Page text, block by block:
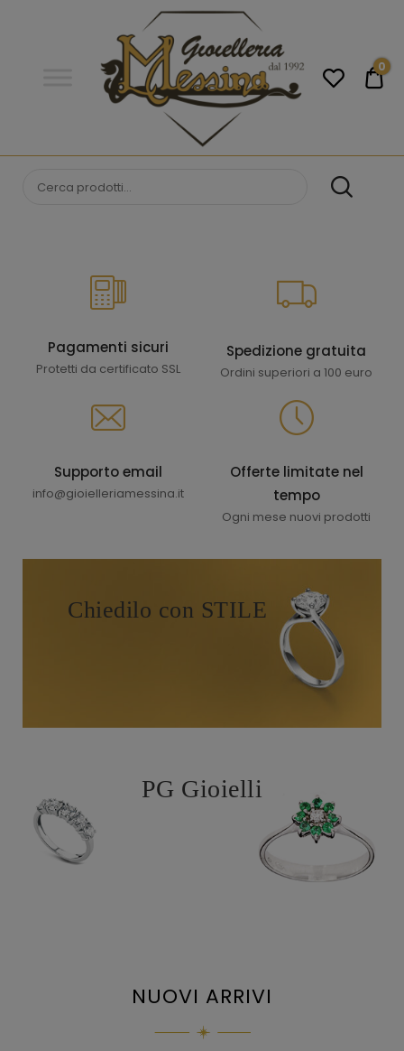
donna. Acquista online i migliori
0
Pagamenti sicuri
Protetti da certificato SSL
Spedizione gratuita
Ordini superiori a 100 euro
Supporto email
info@gioielleriamessina.it
Offerte limitate nel
tempo
Ogni mese nuovi prodotti
Chiedilo con STILE
PG Gioielli
NUOVI ARRIVI